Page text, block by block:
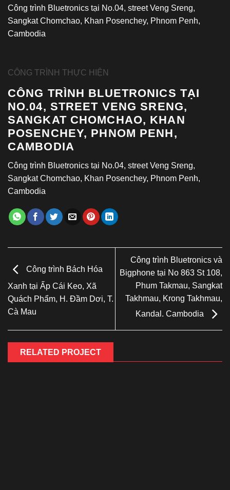
CÔNG TRÌNH THỰC HIỆN
CÔNG TRÌNH BLUETRONICS TẠI
NO.04, STREET VENG SRENG,
SANGKAT CHOMCHAO, KHAN
POSENCHEY, PHNOM PENH,
CAMBODIA
Công trình Bluetronics tại No.04, street Veng Sreng,
Sangkat Chomchao, Khan Posenchey, Phnom Penh,
Cambodia
Công trình Bluetronics tại No.04, street Veng Sreng,
Sangkat Chomchao, Khan Posenchey, Phnom Penh,
Cambodia
Công trình Bách Hóa
Xanh tại Ấp Cái Keo, Xã
Quách Phẩm, H. Đầm Dơi, T.
Cà Mau
Công trình Bluetronics và
Bigphone tại No 863 St 108,
Phum Takmau, Sangkat
Takhmau, Krong Takhmau,
Kandal. Cambodia
RELATED PROJECT